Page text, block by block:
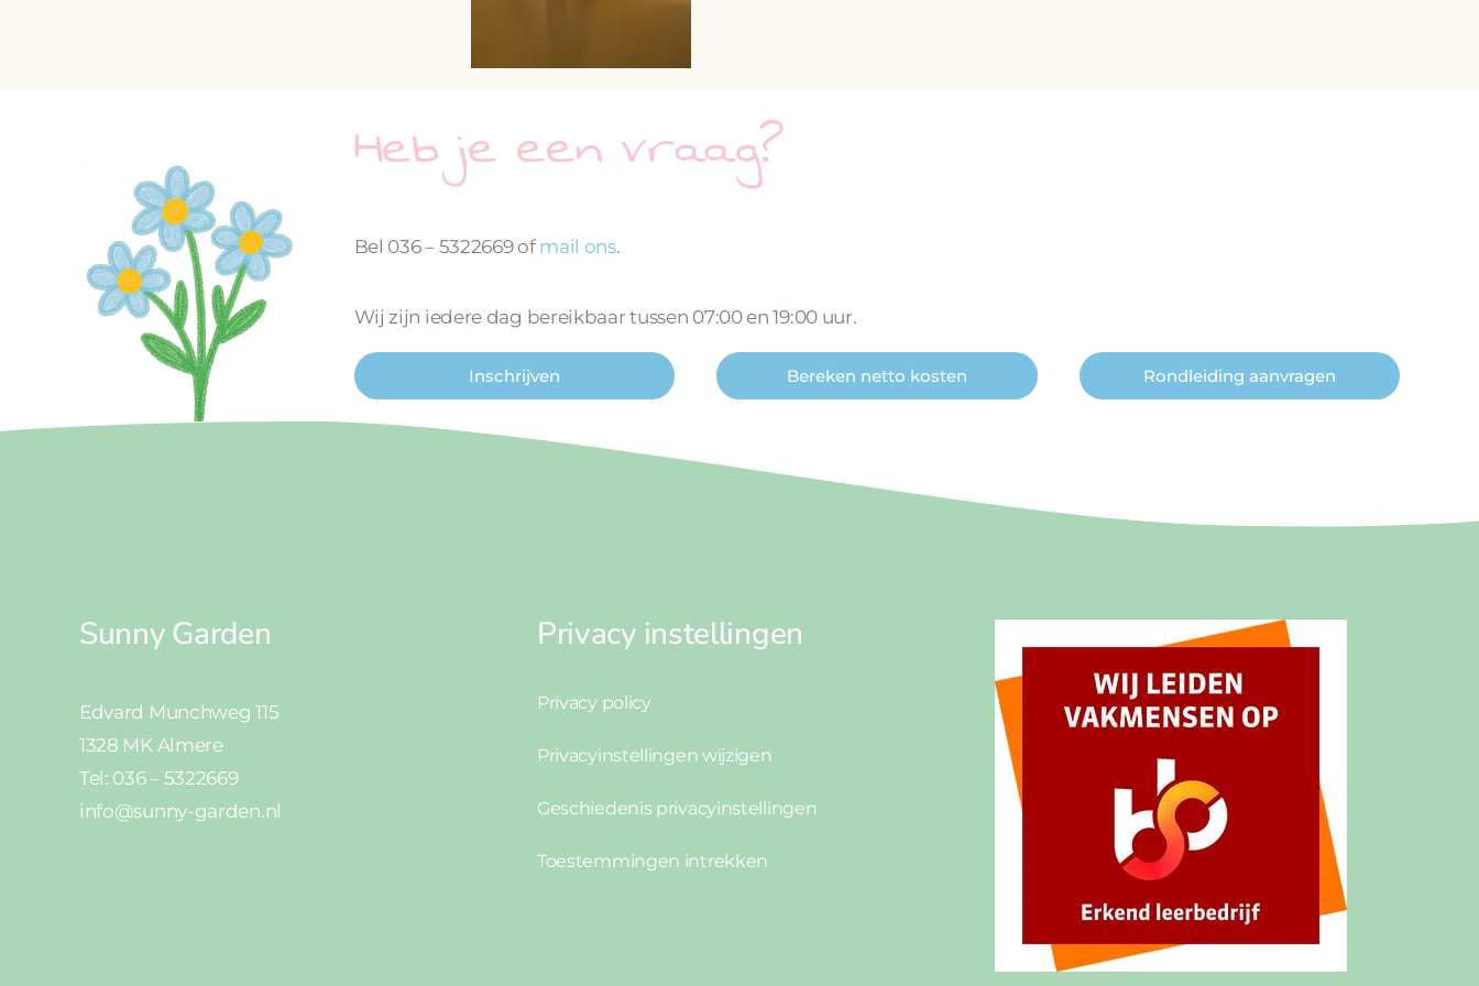
Heb je een vraag?
Bel 036 – 5322669 of mail ons.
Wij zijn iedere dag bereikbaar tussen 07:00 en 19:00 uur.
Inschrijven Bereken netto kosten Rondleiding aanvragen
Sunny Garden
Edvard Munchweg 115
1328 MK Almere
Tel: 036 – 5322669
info@sunny-garden.nl
Privacy instellingen
Privacy policy
Privacyinstellingen wijzigen
Geschiedenis privacyinstellingen
Toestemmingen intrekken